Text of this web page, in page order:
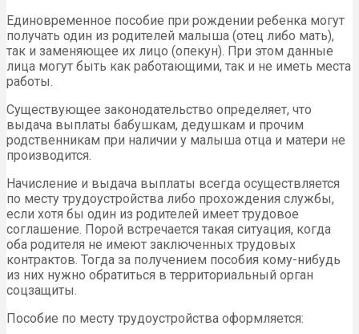
Единовременное пособие при рождении ребенка могут
получать один из родителей малыша (отец либо мать),
так и заменяющее их лицо (опекун). При этом данные
лица могут быть как работающими, так и не иметь места
работы.
Существующее законодательство определяет, что
выдача выплаты бабушкам, дедушкам и прочим
родственникам при наличии у малыша отца и матери не
производится.
Начисление и выдача выплаты всегда осуществляется
по месту трудоустройства либо прохождения службы,
если хотя бы один из родителей имеет трудовое
соглашение. Порой встречается такая ситуация, когда
оба родителя не имеют заключенных трудовых
контрактов. Тогда за получением пособия кому-нибудь
из них нужно обратиться в территориальный орган
соцзащиты.
Пособие по месту трудоустройства оформляется: